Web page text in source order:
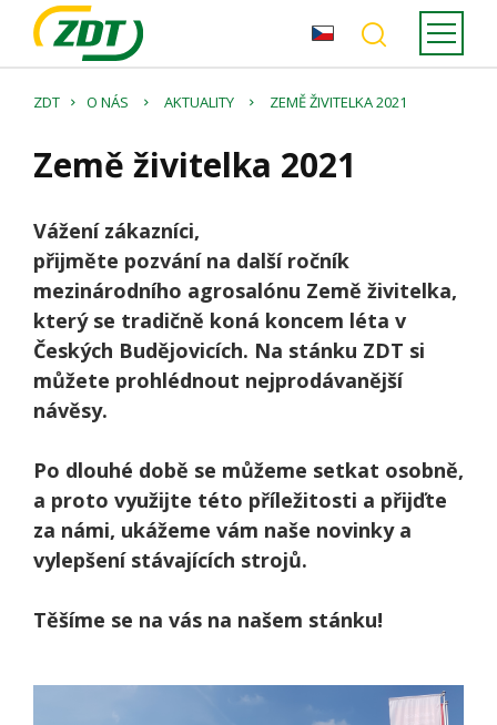
ZDT O NÁS AKTUALITY ZEMĚ ŽIVITELKA 2021
Země živitelka 2021
Vážení zákazníci,
přijměte pozvání na další ročník
mezinárodního agrosalónu Země živitelka,
který se tradičně koná koncem léta v
Českých Budějovicích. Na stánku ZDT si
můžete prohlédnout nejprodávanější
návěsy.
Po dlouhé době se můžeme setkat osobně,
a proto využijte této příležitosti a přijďte
za námi, ukážeme vám naše novinky a
vylepšení stávajících strojů.
Těšíme se na vás na našem stánku!